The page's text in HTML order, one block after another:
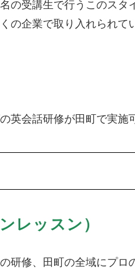
の受講生で行うこのスタ
の企業で取り入れられて
英会話研修が田町で実施
レッスン）
研修、田町の全域にプロ